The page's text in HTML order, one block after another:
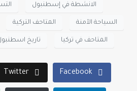
الانشطة في إسطنبول
السياحة الآمنة المتاحف التركية
المتاحف في تركيا تاريخ
Facebook
Twitter